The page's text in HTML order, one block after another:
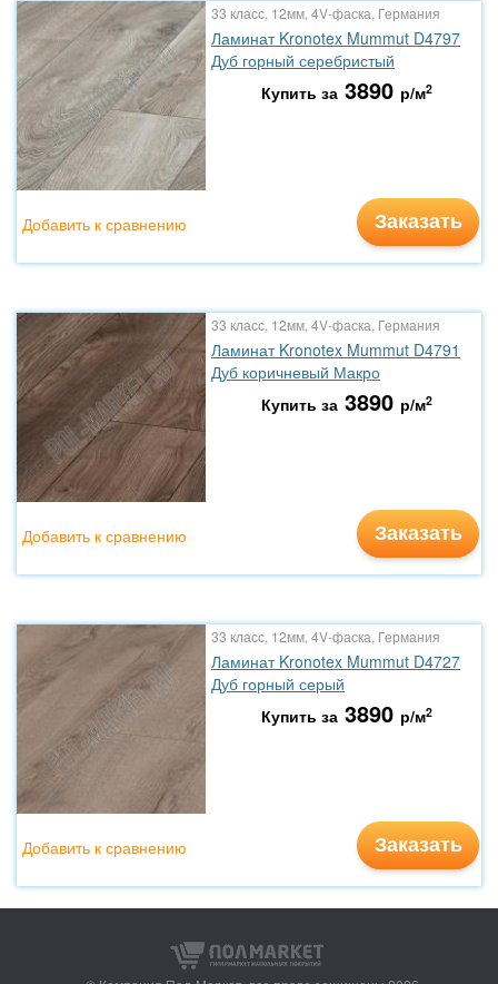
33 класс, 12мм, 4V-фаска, Германия
Ламинат Kronotex Mummut D4797
Дуб горный серебристый
Купить за 3890 р/м2
Заказать
Добавить к сравнению
33 класс, 12мм, 4V-фаска, Германия
Ламинат Kronotex Mummut D4791
Дуб коричневый Макро
Купить за 3890 р/м2
Заказать
Добавить к сравнению
33 класс, 12мм, 4V-фаска, Германия
Ламинат Kronotex Mummut D4727
Дуб горный серый
Купить за 3890 р/м2
Заказать
Добавить к сравнению